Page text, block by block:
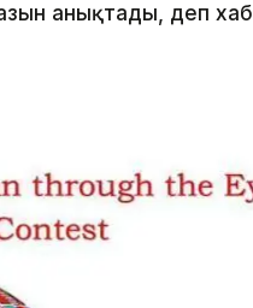
анықтады, деп